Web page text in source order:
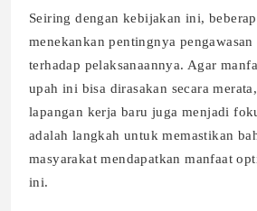
Seiring dengan kebijakan ini,
menekankan pentingnya pengawasan
terhadap pelaksanaannya. Agar
upah ini bisa dirasakan secara
lapangan kerja baru juga menjadi
adalah langkah untuk memastikan
masyarakat mendapatkan manfaat
ini.